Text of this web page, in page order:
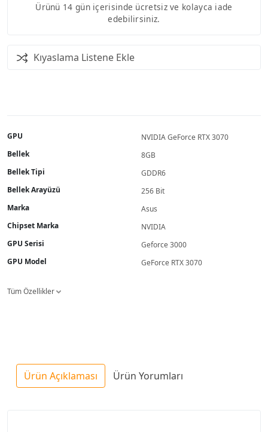
Ürünü 14 gün içerisinde ücretsiz ve kolayca iade
edebilirsiniz.
Kıyaslama Listene Ekle
GPU
NVIDIA GeForce RTX 3070
Bellek
8GB
Bellek Tipi
GDDR6
Bellek Arayüzü
256 Bit
Marka
Asus
Chipset Marka
NVIDIA
GPU Serisi
Geforce 3000
GPU Model
GeForce RTX 3070
Tüm Özellikler
Ürün Açıklaması Ürün Yorumları